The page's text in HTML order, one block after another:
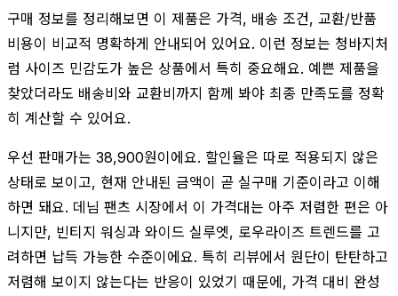
구매 정보를 정리해보면 이 제품은 가격, 배송 조건, 교환/반품
비용이 비교적 명확하게 안내되어 있어요. 이런 정보는 청바지처
럼 사이즈 민감도가 높은 상품에서 특히 중요해요. 예쁜 제품을
찾았더라도 배송비와 교환비까지 함께 봐야 최종 만족도를 정확
히 계산할 수 있어요.
우선 판매가는 38,900원이에요. 할인율은 따로 적용되지 않은
상태로 보이고, 현재 안내된 금액이 곧 실구매 기준이라고 이해
하면 돼요. 데님 팬츠 시장에서 이 가격대는 아주 저렴한 편은 아
니지만, 빈티지 워싱과 와이드 실루엣, 로우라이즈 트렌드를 고
려하면 납득 가능한 수준이에요. 특히 리뷰에서 원단이 탄탄하고
저렴해 보이지 않는다는 반응이 있었기 때문에, 가격 대비 완성